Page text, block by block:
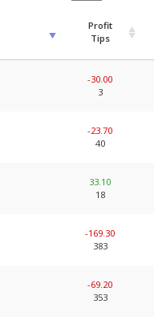
Profit
Tips
-30.00
3
-23.70
40
33.10
18
-169.30
383
-69.20
353